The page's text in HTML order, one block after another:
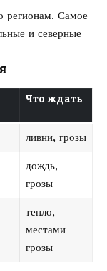
регионам. Самое
и северные
Что ждать
ливни, грозы
дождь,
грозы
тепло,
местами
грозы